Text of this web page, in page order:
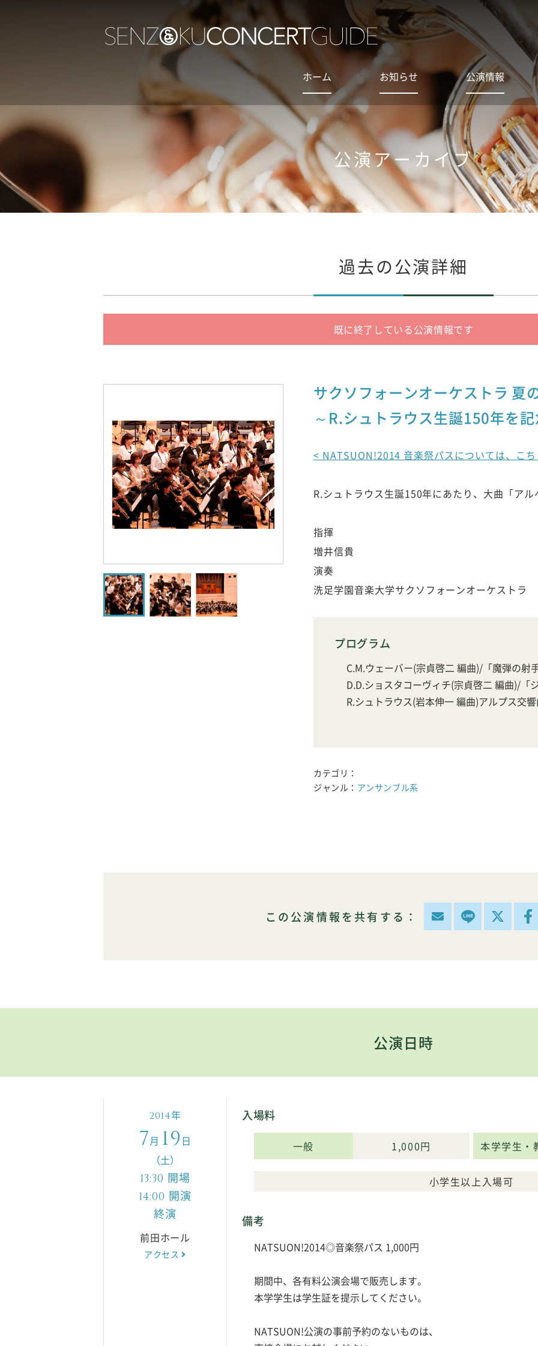
ホーム お知らせ 公演情報
公演アーカイブ
過去の公演詳細
既に終了している公演情報です
サクソフォーンオーケストラ 夏
～R.シュトラウス生誕150年を
< NATSUON!2014 音楽祭パスについては、こ
R.シュトラウス生誕150年にあたり、大曲「ア
指揮
増井信貴
演奏
洗足学園音楽大学サクソフォーンオーケストラ
プログラム
C.M.ウェーバー(宗貞啓二 編曲)/「魔弾の射
D.D.ショスタコーヴィチ(宗貞啓二 編曲)/「
R.シュトラウス(岩本伸一 編曲)アルプス交
カテゴリ：
ジャンル： アンサンブル系
この公演情報を共有する：
公演日時
2014年
7月 19 日
（土）
13:30 開場
14:00 開演
終演
前田ホール
アクセス
入場料
一般 1,000円 本学学生・
小学生以上入場可
備考
NATSUON!2014◎音楽祭パス 1,000円
期間中、各有料公演会場で販売します。
本学学生は学生証を提示してください。
NATSUON!公演の事前予約のないものは、